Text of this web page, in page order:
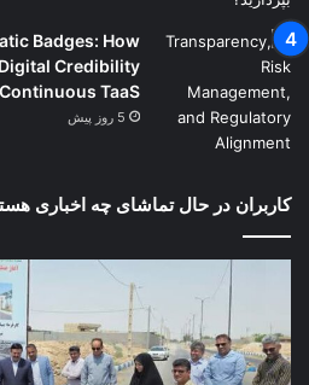
Badges: How
Credibility
TaaS
5 روز پیش
کاربران در حال تماشای چه اخباری
پروژه
عمرانی